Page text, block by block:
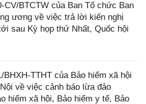
CV/BTCTW của Ban Tổ chức Ban
ương về việc trả lời kiến nghị
sau Kỳ họp thứ Nhất, Quốc hội
BHXH-TTHT của Bảo hiểm xã hội
về việc cảnh báo lừa đảo
hiểm xã hội, Bảo hiểm y tế, Bảo